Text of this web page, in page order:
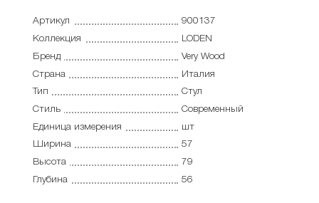
Артикул
900137
Коллекция
LODEN
Бренд
Very Wood
Страна
Италия
Тип
Стул
Стиль
Современный
Единица измерения
шт
Ширина
57
Высота
79
Глубина
56